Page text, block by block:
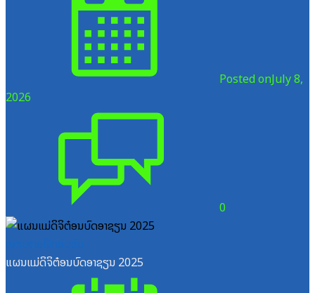
Posted onJuly 8,
2026
0
ແຜນແມ່ດິຈິຕ໋ອນບົດອາຊຽນ 2025